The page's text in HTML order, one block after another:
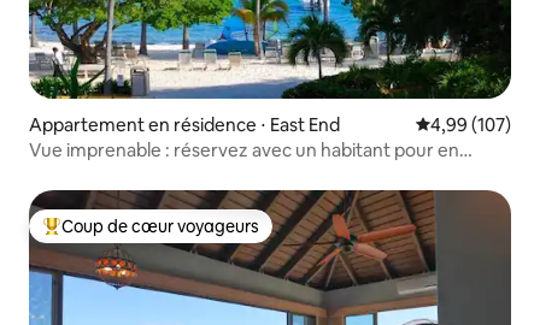
Appartement en résidence ⋅ East End Évaluation
4,99 (107)
Vue imprenable : réservez avec un habitant pour en
Coups de cœur voyageurs les plus appréciés
Coup de cœur voyageurs